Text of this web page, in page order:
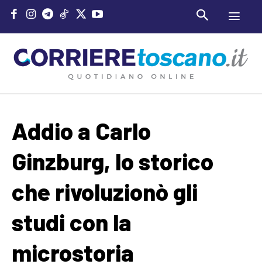
Addio a Carlo
Ginzburg, lo storico
che rivoluzionò gli
studi con la
microstoria